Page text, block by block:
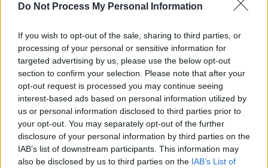
Do Not Process My Personal Information
If you wish to opt-out of the sale, sharing to third parties, or
processing of your personal or sensitive information for
targeted advertising by us, please use the below opt-out
section to confirm your selection. Please note that after your
opt-out request is processed you may continue seeing
interest-based ads based on personal information utilized by
us or personal information disclosed to third parties prior to
your opt-out. You may separately opt-out of the further
disclosure of your personal information by third parties on the
IAB’s list of downstream participants. This information may
also be disclosed by us to third parties on the IAB’s List of
Ευρωκοινοβούλιο (AP Photo/Jean-Francois Badias, File)
Προσθέστε το ΕΘΝΟΣ στη Google